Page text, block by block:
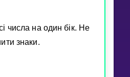
числа на один бiк. Не
знаки.